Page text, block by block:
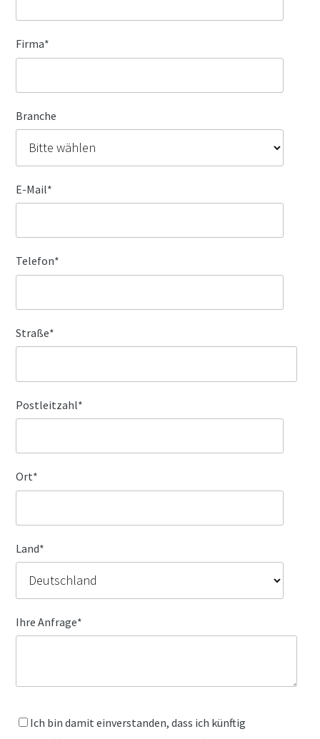
Firma*
Branche
E-Mail*
Telefon*
Straße*
Postleitzahl*
Ort*
Land*
Ihre Anfrage*
Ich bin damit einverstanden, dass ich künftig